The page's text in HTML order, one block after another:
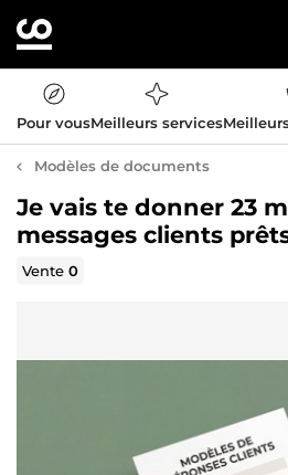
Pour vousMeilleurs services
Modèles de documents
Je vais te donner 23
messages clients
Vente0